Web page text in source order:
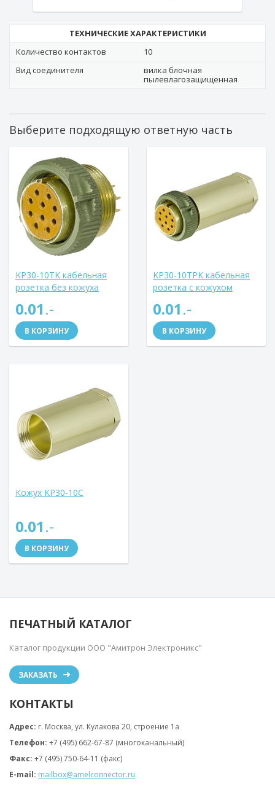
ТЕХНИЧЕСКИЕ ХАРАКТЕРИСТИКИ
Количество контактов
10
Вид соединителя
вилка блочная
пылевлагозащищенная
Выберите подходящую ответную часть
KP30-10TK кабельная
розетка без кожуха
0.01.-
В КОРЗИНУ
KP30-10TPK кабельная
розетка с кожухом
0.01.-
В КОРЗИНУ
Кожух KP30-10C
0.01.-
В КОРЗИНУ
ПЕЧАТНЫЙ КАТАЛОГ
Каталог продукции ООО "Амитрон Электроникс"
ЗАКАЗАТЬ
КОНТАКТЫ
Адрес: г. Москва, ул. Кулакова 20, строение 1a
Телефон: +7 (495) 662-67-87 (многоканальный)
Факс: +7 (495) 750-64-11 (факс)
E-mail: mailbox@amelconnector.ru